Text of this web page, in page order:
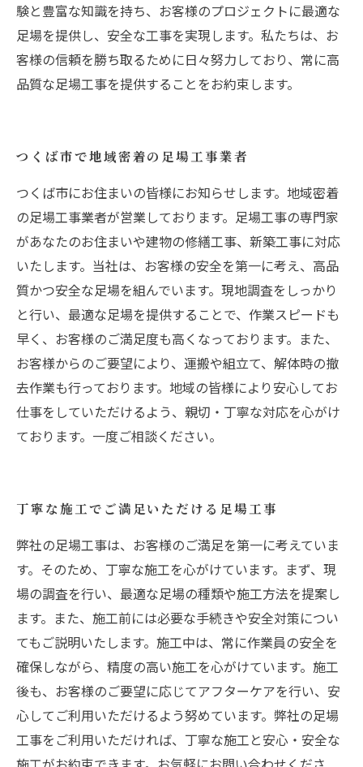
験と豊富な知識を持ち、お客様のプロジェクトに最適な
足場を提供し、安全な工事を実現します。私たちは、お
客様の信頼を勝ち取るために日々努力しており、常に高
品質な足場工事を提供することをお約束します。
つくば市で地域密着の足場工事業者
つくば市にお住まいの皆様にお知らせします。地域密着
の足場工事業者が営業しております。足場工事の専門家
があなたのお住まいや建物の修繕工事、新築工事に対応
いたします。当社は、お客様の安全を第一に考え、高品
質かつ安全な足場を組んでいます。現地調査をしっかり
と行い、最適な足場を提供することで、作業スピードも
早く、お客様のご満足度も高くなっております。また、
お客様からのご要望により、運搬や組立て、解体時の撤
去作業も行っております。地域の皆様により安心してお
仕事をしていただけるよう、親切・丁寧な対応を心がけ
ております。一度ご相談ください。
丁寧な施工でご満足いただける足場工事
弊社の足場工事は、お客様のご満足を第一に考えていま
す。そのため、丁寧な施工を心がけています。まず、現
場の調査を行い、最適な足場の種類や施工方法を提案し
ます。また、施工前には必要な手続きや安全対策につい
てもご説明いたします。施工中は、常に作業員の安全を
確保しながら、精度の高い施工を心がけています。施工
後も、お客様のご要望に応じてアフターケアを行い、安
心してご利用いただけるよう努めています。弊社の足場
工事をご利用いただければ、丁寧な施工と安心・安全な